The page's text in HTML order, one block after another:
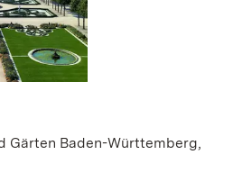
Gärten Baden-Württemberg,